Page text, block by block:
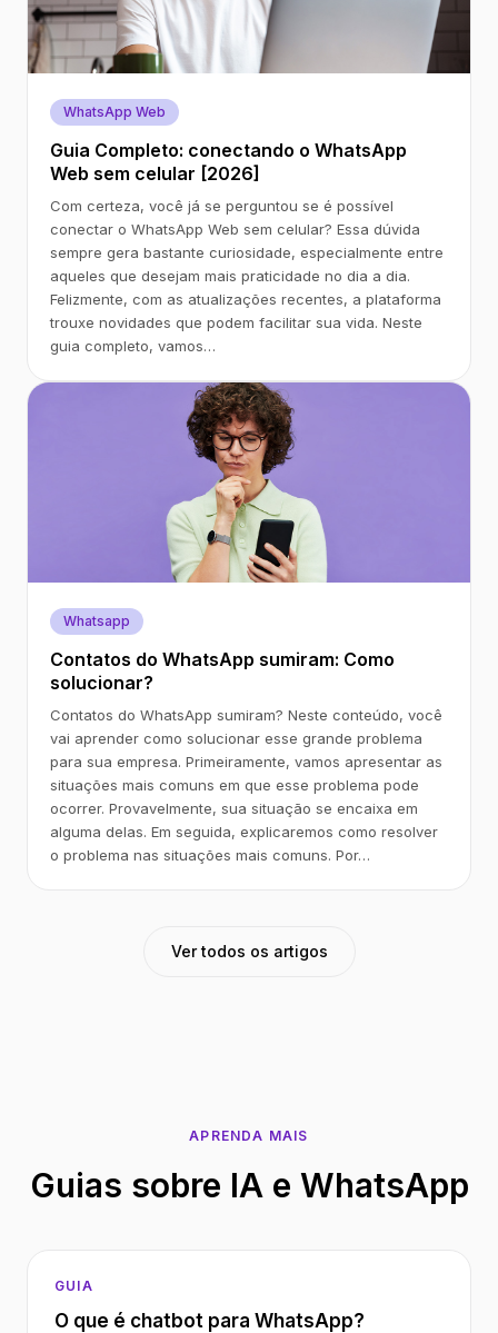
WhatsApp Web
Guia Completo: conectando o WhatsApp
Web sem celular [2026]
Com certeza, você já se perguntou se é possível
conectar o WhatsApp Web sem celular? Essa dúvida
sempre gera bastante curiosidade, especialmente entre
aqueles que desejam mais praticidade no dia a dia.
Felizmente, com as atualizações recentes, a plataforma
trouxe novidades que podem facilitar sua vida. Neste
guia completo, vamos…
Whatsapp
Contatos do WhatsApp sumiram: Como
solucionar?
Contatos do WhatsApp sumiram? Neste conteúdo, você
vai aprender como solucionar esse grande problema
para sua empresa. Primeiramente, vamos apresentar as
situações mais comuns em que esse problema pode
ocorrer. Provavelmente, sua situação se encaixa em
alguma delas. Em seguida, explicaremos como resolver
o problema nas situações mais comuns. Por…
Ver todos os artigos
APRENDA MAIS
Guias sobre IA e WhatsApp
GUIA
O que é chatbot para WhatsApp?